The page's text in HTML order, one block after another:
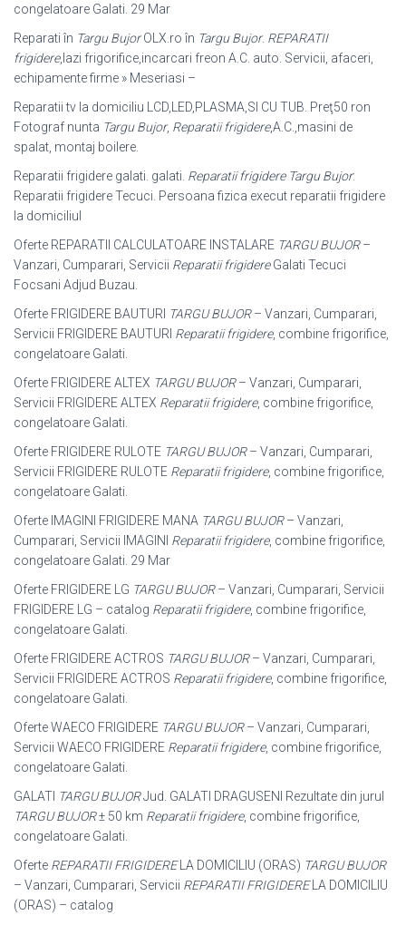
congelatoare Galati. 29 Mar
Reparati în Targu BujorOLX.ro în Targu Bujor. REPARATII
frigidere,lazi frigorifice,incarcari freon A.C. auto. Servicii, afaceri,
echipamente firme » Meseriasi –
Reparatii tv la domiciliu LCD,LED,PLASMA,SI CU TUB. Preţ50 ron
Fotograf nunta Targu Bujor, Reparatii frigidere,A.C.,masini de
spalat, montaj boilere.
Reparatii frigidere galati. galati. Reparatii frigidere Targu Bujor:
Reparatii frigidere Tecuci. Persoana fizica execut reparatii frigidere
la domiciliul
Oferte REPARATII CALCULATOARE INSTALARE TARGU BUJOR–
Vanzari, Cumparari, Servicii Reparatii frigidereGalati Tecuci
Focsani Adjud Buzau.
Oferte FRIGIDERE BAUTURI TARGU BUJOR– Vanzari, Cumparari,
Servicii FRIGIDERE BAUTURI Reparatii frigidere, combine frigorifice,
congelatoare Galati.
Oferte FRIGIDERE ALTEX TARGU BUJOR– Vanzari, Cumparari,
Servicii FRIGIDERE ALTEX Reparatii frigidere, combine frigorifice,
congelatoare Galati
Oferte FRIGIDERE RULOTE TARGU BUJOR– Vanzari, Cumparari,
Servicii FRIGIDERE RULOTE Reparatii frigidere, combine frigorifice,
congelatoare Galati.
Oferte IMAGINI FRIGIDERE MANA TARGU BUJOR– Vanzari,
Cumparari, Servicii IMAGINI Reparatii frigidere, combine frigorifice,
congelatoare Galati. 29 Mar
Oferte FRIGIDERE LG TARGU BUJOR– Vanzari, Cumparari, Servicii
FRIGIDERE LG – catalog Reparatii frigidere, combine frigorifice,
congelatoare Galati.
Oferte FRIGIDERE ACTROS TARGU BUJOR– Vanzari, Cumparari,
Servicii FRIGIDERE ACTROS Reparatii frigidere, combine frigorifice,
congelatoare Galati.
Oferte WAECO FRIGIDERE TARGU BUJOR– Vanzari, Cumparari,
Servicii WAECO FRIGIDERE Reparatii frigidere, combine frigorifice,
congelatoare Galati.
GALATI TARGU BUJORJud. GALATI DRAGUSENI Rezultate din jurul
TARGU BUJOR± 50 km Reparatii frigidere, combine frigorifice,
congelatoare Galati.
Oferte REPARATII FRIGIDERELA DOMICILIU (ORAS) TARGU BUJOR
– Vanzari, Cumparari, Servicii REPARATII FRIGIDERELA DOMICILIU
(ORAS) – catalog